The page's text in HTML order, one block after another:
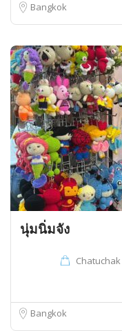
Bangkok
นุ่มนิ่มจัง
Chatuchak
Bangkok